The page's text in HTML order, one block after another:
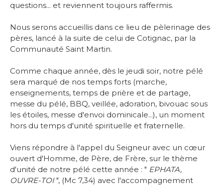
questions... et reviennent toujours raffermis.
Nous serons accueillis dans ce lieu de pèlerinage des
pères, lancé à la suite de celui de Cotignac, par la
Communauté Saint Martin.
Comme chaque année, dès le jeudi soir, notre pélé
sera marqué de nos temps forts (marche,
enseignements, temps de prière et de partage,
messe du pélé, BBQ, veillée, adoration, bivouac sous
les étoiles, messe d'envoi dominicale...), un moment
hors du temps d'unité spirituelle et fraternelle.
Viens répondre à l'appel du Seigneur avec un cœur
ouvert d'Homme, de Père, de Frère, sur le thème
d'unité de notre pélé cette année : " EPHATA,
OUVRE-TOI", (Mc 7,34) avec l'accompagnement